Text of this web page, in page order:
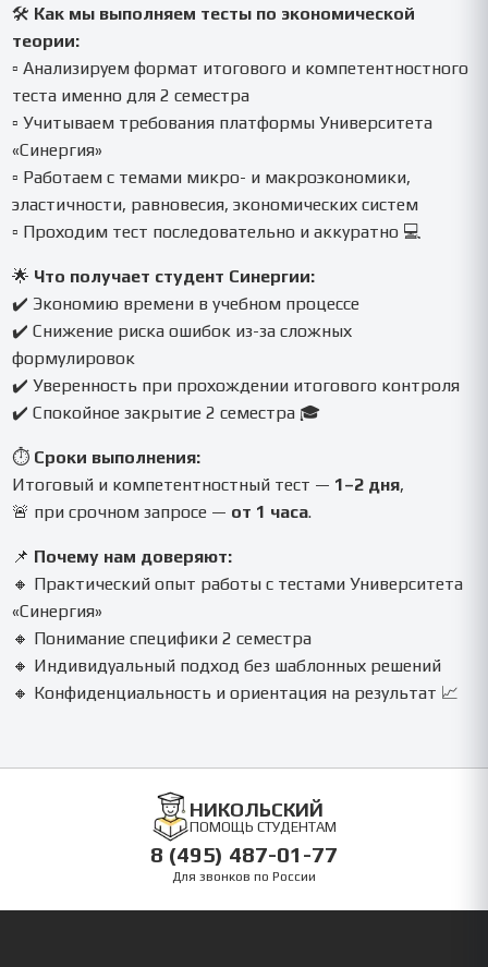
🛠️ Как мы выполняем тесты по экономической
теории:
▫️ Анализируем формат итогового и компетентностного
теста именно для 2 семестра
▫️ Учитываем требования платформы Университета
«Синергия»
▫️ Работаем с темами микро- и макроэкономики,
эластичности, равновесия, экономических систем
▫️ Проходим тест последовательно и аккуратно 💻
🌟 Что получает студент Синергии:
✔️ Экономию времени в учебном процессе
✔️ Снижение риска ошибок из-за сложных
формулировок
✔️ Уверенность при прохождении итогового контроля
✔️ Спокойное закрытие 2 семестра 🎓
⏱️ Сроки выполнения:
Итоговый и компетентностный тест — 1–2 дня,
🚨 при срочном запросе — от 1 часа.
📌 Почему нам доверяют:
🔸 Практический опыт работы с тестами Университета
«Синергия»
🔸 Понимание специфики 2 семестра
🔸 Индивидуальный подход без шаблонных решений
🔸 Конфиденциальность и ориентация на результат 📈
НИКОЛЬСКИЙ
ПОМОЩЬ СТУДЕНТАМ
8 (495) 487-01-77
Для звонков по России